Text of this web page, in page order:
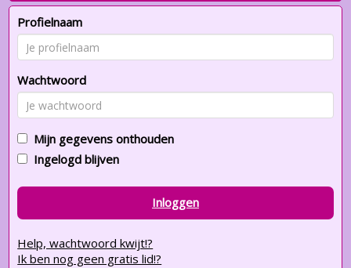
Profielnaam
Wachtwoord
Mijn gegevens onthouden
Ingelogd blijven
Inloggen
Help, wachtwoord kwijt!?
Ik ben nog geen gratis lid!?